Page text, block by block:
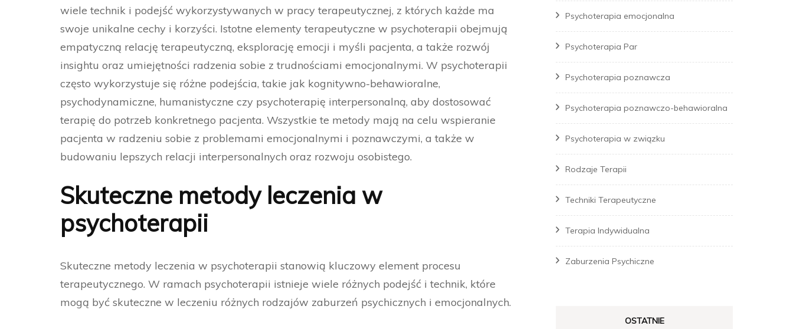
wiele technik i podejść wykorzystywanych w pracy terapeutycznej, z których każde ma
swoje unikalne cechy i korzyści. Istotne elementy terapeutyczne w psychoterapii obejmują
empatyczną relację terapeutyczną, eksplorację emocji i myśli pacjenta, a także rozwój
insightu oraz umiejętności radzenia sobie z trudnościami emocjonalnymi. W psychoterapii
często wykorzystuje się różne podejścia, takie jak kognitywno-behawioralne,
psychodynamiczne, humanistyczne czy psychoterapię interpersonalną, aby dostosować
terapię do potrzeb konkretnego pacjenta. Wszystkie te metody mają na celu wspieranie
pacjenta w radzeniu sobie z problemami emocjonalnymi i poznawczymi, a także w
budowaniu lepszych relacji interpersonalnych oraz rozwoju osobistego.
Skuteczne metody leczenia w
psychoterapii
Skuteczne metody leczenia w psychoterapii stanowią kluczowy element procesu
terapeutycznego. W ramach psychoterapii istnieje wiele różnych podejść i technik, które
mogą być skuteczne w leczeniu różnych rodzajów zaburzeń psychicznych i emocjonalnych.
Psychoterapia emocjonalna
Psychoterapia Par
Psychoterapia poznawcza
Psychoterapia poznawczo-behawioralna
Psychoterapia w związku
Rodzaje Terapii
Techniki Terapeutyczne
Terapia Indywidualna
Zaburzenia Psychiczne
OSTATNIE